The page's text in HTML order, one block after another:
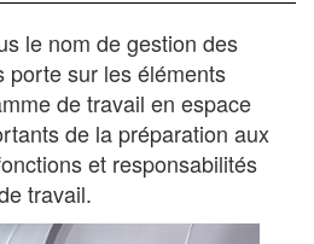
le nom de gestion des
porte sur les éléments
de travail en espace
de la préparation aux
et responsabilités
travail.